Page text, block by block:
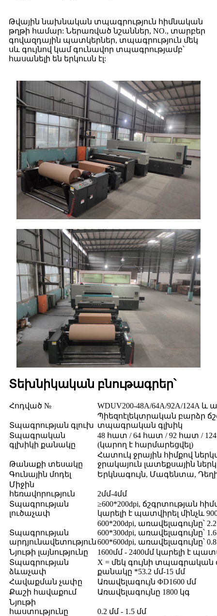
Թվային նախնական տպագրություն հիմնական
թղթի համար: Ներառված նշաններ, NO., տարբեր
գովազդային պատկերներ, տպագրություն մեկ
սև գույնով կամ գունավոր տպագրությամբ՝
հասանելի են երկուսն էլ:
Տեխնիկական բնութագրեր՝
Հոդված № WDUV200-48A/64A/92A/124A և
Տպագրության գլուխ
Պիեզոէլեկտրական բարձր
տպագրական գլխիկ
Տպագրական
գլխիկի քանակը
48 հատ / 64 հատ / 92 հատ /
(կարող է հարմարեցվել)
Թանաքի տեսակը
Հատուկ ջրային հիմքով
ջրակայուն լատեքսային ներկ
Գունային մոդել
Երկնագույն, Մագենտա,
Միջին
հեռավորություն
2մմ-4մմ
Տպագրության
լուծաչափ
≥600*200dpi, ճշգրտության
կարելի է պատվիրել մինչև
Տպագրության
արդյունավետություն
600*200dpi, առավելագույնը՝
600*300dpi, առավելագույնը՝
600*600dpi, առավելագույնը՝
Նյութի լայնությունը
1600մմ - 2400մմ կարելի է
Տպագրության
ձևաչափ
X = մեկ գույնի տպագրական
քանակը *53.2 մմ-15 մմ
Հավաքման չափը
Առավելագույն ΦD1600 մմ
Քաշի հավաքում
Առավելագույնը 1800 կգ
Նյութի
հաստությունը
0.2 մմ - 1.5 մմ